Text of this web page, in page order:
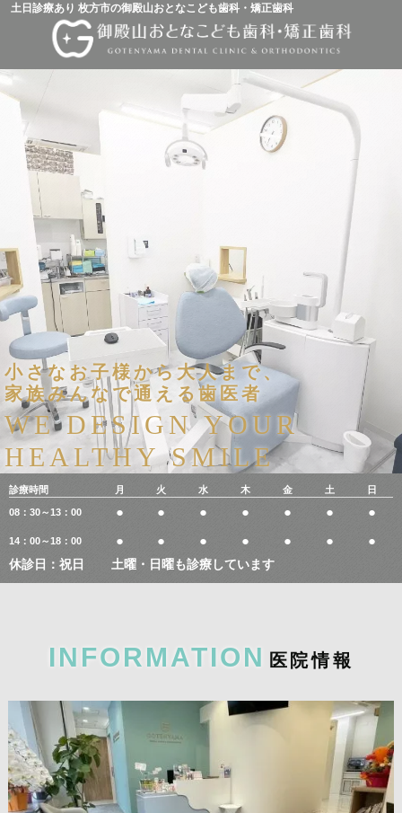
土日診療あり 枚方市の御殿山おとなこども歯科・矯正歯科
小さなお子様から大人まで、
家族みんなで通える歯医者
WE DESIGN YOUR
HEALTHY SMILE
診療時間 月 火 水 木 金 土 日
08：30～13：00 ● ● ● ● ● ● ●
14：00～18：00 ● ● ● ● ● ● ●
休診日：祝日 土曜・日曜も診療しています
INFORMATION 医 院情報